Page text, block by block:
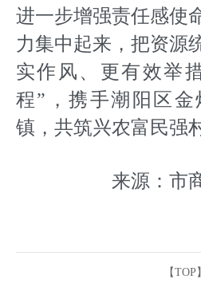
进一步增强责任感使
力集中起来，把资源
实作风、更有效举
程”，携手潮阳区
镇，共筑兴农富民强
来源：市
【TOP】